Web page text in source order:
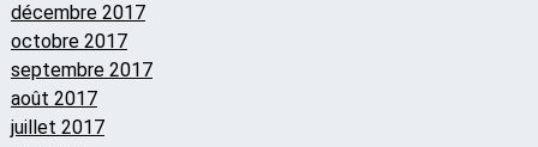
décembre 2017
octobre 2017
septembre 2017
août 2017
juillet 2017